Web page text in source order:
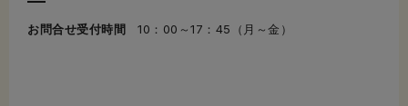
お問合せ受付時間 10：00～17：45（月～金）